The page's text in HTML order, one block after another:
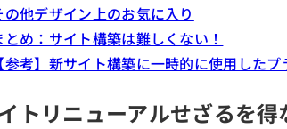
の他デザイン上のお気に入り
とめ：サイト構築は難しくない！
【参考】新サイト構築に一時的に使用した
トリニューアルせざるを得